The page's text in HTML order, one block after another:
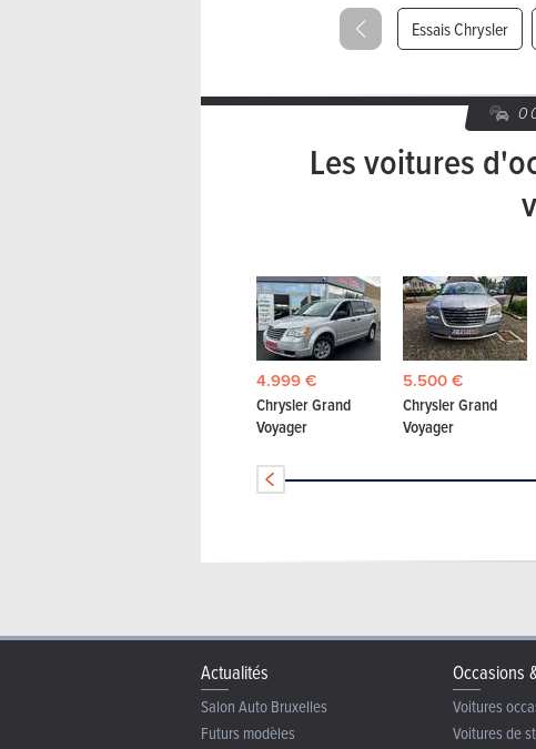
Essais Chrysler
Les voitures
4.999 €
Chrysler Grand
Voyager
5.500 €
Chrysler Grand
Voyager
Actualités
Salon Auto Bruxelles
Futurs modèles
Occasions
Voitures
Voitures de